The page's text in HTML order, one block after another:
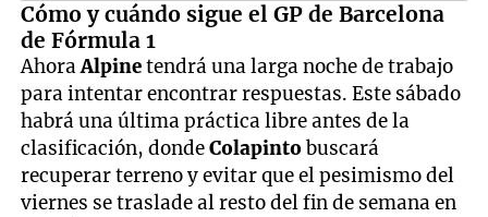
Cómo y cuándo sigue el GP de Barcelona
de Fórmula 1
AhoraAlpinetendrá una larga noche de trabajo
para intentar encontrar respuestas. Este sábado
habrá una última práctica libre antes de la
clasificación, dondeColapintobuscará
recuperar terreno y evitar que el pesimismo del
viernes se traslade al resto del fin de semana en